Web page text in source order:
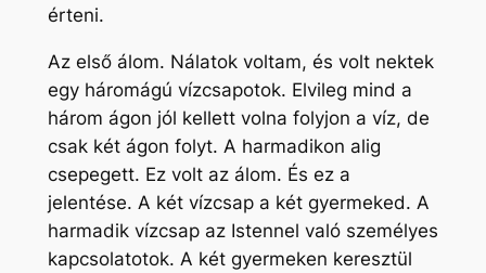
érteni.
Az első álom. Nálatok voltam, és volt nektek
egy háromágú vízcsapotok. Elvileg mind a
három ágon jól kellett volna folyjon a víz, de
csak két ágon folyt. A harmadikon alig
csepegett. Ez volt az álom. És ez a
jelentése. A két vízcsap a két gyermeked. A
harmadik vízcsap az Istennel való személyes
kapcsolatotok. A két gyermeken keresztül